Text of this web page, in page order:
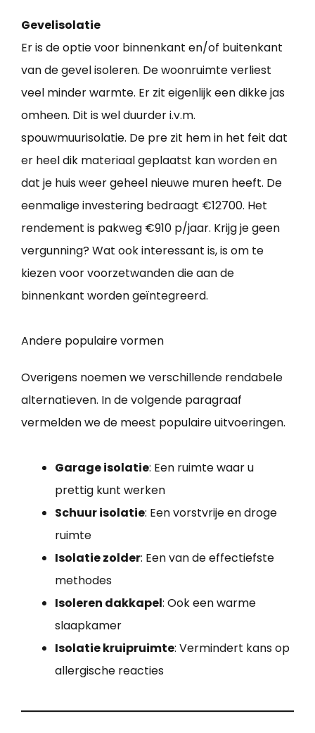
Gevelisolatie
Er is de optie voor binnenkant en/of buitenkant
van de gevel isoleren. De woonruimte verliest
veel minder warmte. Er zit eigenlijk een dikke jas
omheen. Dit is wel duurder i.v.m.
spouwmuurisolatie. De pre zit hem in het feit dat
er heel dik materiaal geplaatst kan worden en
dat je huis weer geheel nieuwe muren heeft. De
eenmalige investering bedraagt €12700. Het
rendement is pakweg €910 p/jaar. Krijg je geen
vergunning? Wat ook interessant is, is om te
kiezen voor voorzetwanden die aan de
binnenkant worden geïntegreerd.
Andere populaire vormen
Overigens noemen we verschillende rendabele
alternatieven. In de volgende paragraaf
vermelden we de meest populaire uitvoeringen.
Garage isolatie: Een ruimte waar u
prettig kunt werken
Schuur isolatie: Een vorstvrije en droge
ruimte
Isolatie zolder: Een van de effectiefste
methodes
Isoleren dakkapel: Ook een warme
slaapkamer
Isolatie kruipruimte: Vermindert kans op
allergische reacties